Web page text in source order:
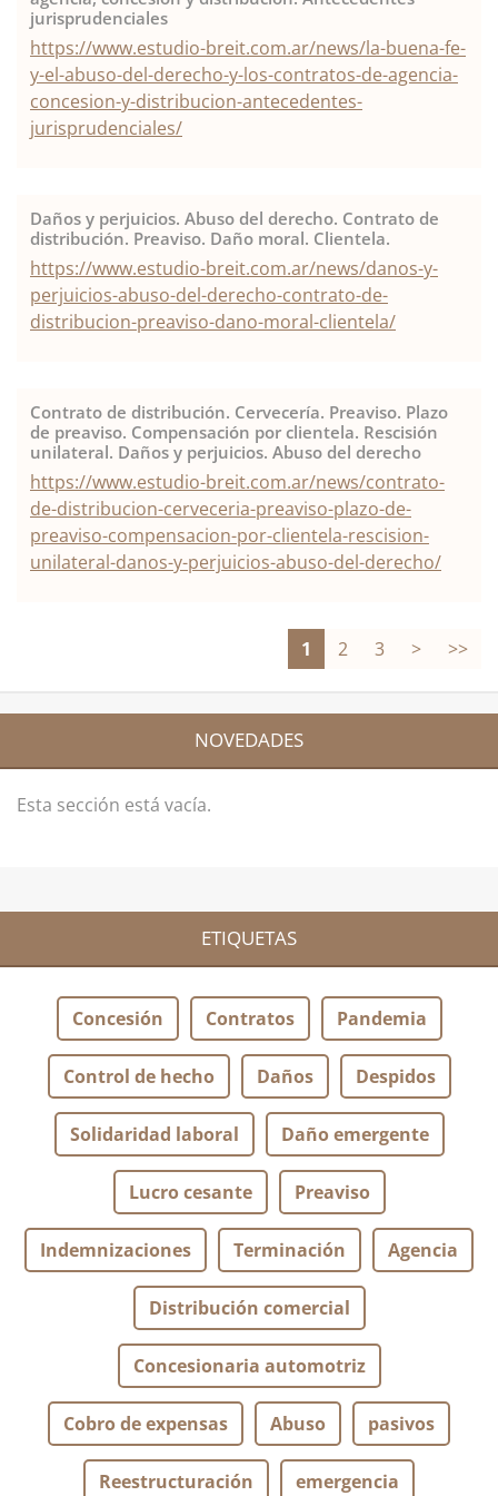
jurisprudenciales
https://www.estudio-breit.com.ar/news/la-buena-fe-
y-el-abuso-del-derecho-y-los-contratos-de-agencia-
concesion-y-distribucion-antecedentes-
jurisprudenciales/
Daños y perjuicios. Abuso del derecho. Contrato de
distribución. Preaviso. Daño moral. Clientela.
https://www.estudio-breit.com.ar/news/danos-y-
perjuicios-abuso-del-derecho-contrato-de-
distribucion-preaviso-dano-moral-clientela/
Contrato de distribución. Cervecería. Preaviso. Plazo
de preaviso. Compensación por clientela. Rescisión
unilateral. Daños y perjuicios. Abuso del derecho
https://www.estudio-breit.com.ar/news/contrato-
de-distribucion-cerveceria-preaviso-plazo-de-
preaviso-compensacion-por-clientela-rescision-
unilateral-danos-y-perjuicios-abuso-del-derecho/
1 2 3 > >>
NOVEDADES
Esta sección está vacía.
ETIQUETAS
Concesión Contratos Pandemia
Control de hecho Daños Despidos
Solidaridad laboral Daño emergente
Lucro cesante Preaviso
Indemnizaciones Terminación Agencia
Distribución comercial
Concesionaria automotriz
Cobro de expensas Abuso pasivos
Reestructuración emergencia